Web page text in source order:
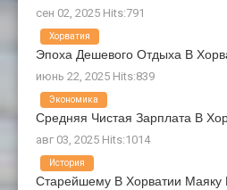
сен 02, 2025 Hits:791
Эпоха Дешевого Отдыха В
июнь 22, 2025 Hits:839
Хорватия
Средняя Чистая Зарплата В
авг 03, 2025 Hits:1014
Экономика
Старейшему В Хорватии
История